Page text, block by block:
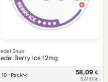
edel Snus
edel Berry Ice 12mg
10 -Pack 58,09 €
5,81 €/St.